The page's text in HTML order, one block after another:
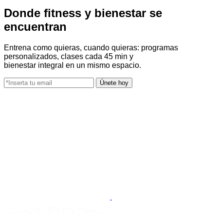
Donde fitness y bienestar se
encuentran
Entrena como quieras, cuando quieras: programas
personalizados, clases cada 45 min y
bienestar integral en un mismo espacio.
Únete hoy